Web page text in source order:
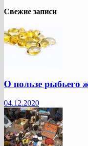
Свежие записи
О пользе рыбьего
04.12.2020